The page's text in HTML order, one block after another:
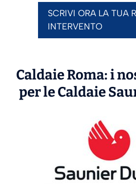
SCRIVI ORA LA TUA
INTERVENTO
Caldaie Roma: i
per le Caldaie